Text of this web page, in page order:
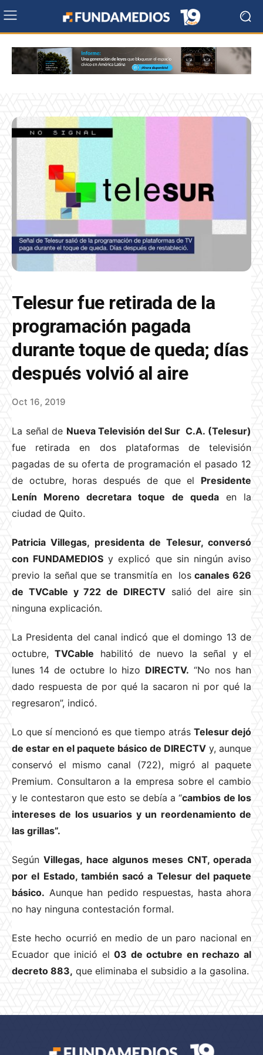
Telesur fue retirada de la
programación pagada
durante toque de queda; días
después volvió al aire
Oct 16, 2019
La señal de Nueva Televisión del Sur C.A. (Telesur)
fue retirada en dos plataformas de televisión
pagadas de su oferta de programación el pasado 12
de octubre, horas después de que el Presidente
Lenín Moreno decretara toque de quedaen la
ciudad de Quito.
Patricia Villegas, presidenta de Telesur, conversó
con FUNDAMEDIOS y explicó que sin ningún aviso
previo la señal que se transmitía en los canales 626
de TVCable y 722 de DIRECTVsalió del aire sin
ninguna explicación.
La Presidenta del canal indicó que el domingo 13 de
octubre,TVCable habilitó de nuevo la señal y el
lunes 14 de octubre lo hizo DIRECTV. “No nos han
dado respuesta de por qué la sacaron ni por qué la
regresaron”, indicó.
Lo que sí mencionó es que tiempo atrás Telesur dejó
de estar en el paquete básico de DIRECTV y, aunque
conservó el mismo canal (722), migró al paquete
Premium. Consultaron a la empresa sobre el cambio
y le contestaron que esto se debía a “cambios de los
intereses de los usuarios y un reordenamiento de
las grillas”.
SegúnVillegas, hace algunos meses CNT, operada
por el Estado, también sacó a Telesur del paquete
básico. Aunque han pedido respuestas, hasta ahora
no hay ninguna contestación formal.
Este hecho ocurrió en medio de un paro nacional en
Ecuador que inició el03 de octubre en rechazo al
decreto 883, que eliminaba el subsidio a la gasolina.